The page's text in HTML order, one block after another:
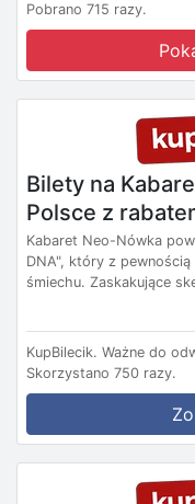
Pobrano 715 razy.
Bilety na
Polsce z
Kabaret Neo-Nówka
DNA", który z
śmiechu. Zaskakujące
KupBilecik. Ważne do
Skorzystano 750 razy.